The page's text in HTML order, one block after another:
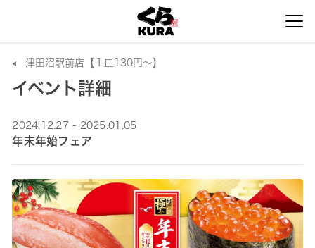
津田沼駅前店【１皿130円～】
イベント詳細
2024.12.27 - 2025.01.05
年末年始フェア